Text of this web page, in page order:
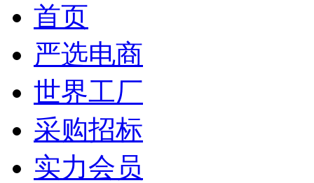
首页
严选电商
世界工厂
采购招标
实力会员